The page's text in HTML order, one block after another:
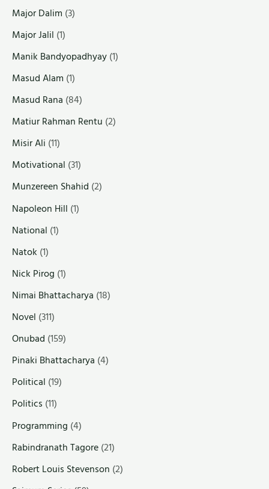
Major Dalim (3)
Major Jalil (1)
Manik Bandyopadhyay(1)
Masud Alam (1)
Masud Rana (84)
Matiur Rahman Rentu (2)
Misir Ali (11)
Motivational (31)
Munzereen Shahid (2)
Napoleon Hill (1)
National (1)
Natok (1)
Nick Pirog (1)
Nimai Bhattacharya (18)
Novel (311)
Onubad (159)
Pinaki Bhattacharya (4)
Political (19)
Politics (11)
Programming (4)
Rabindranath Tagore(21)
Robert Louis Stevenson (2)